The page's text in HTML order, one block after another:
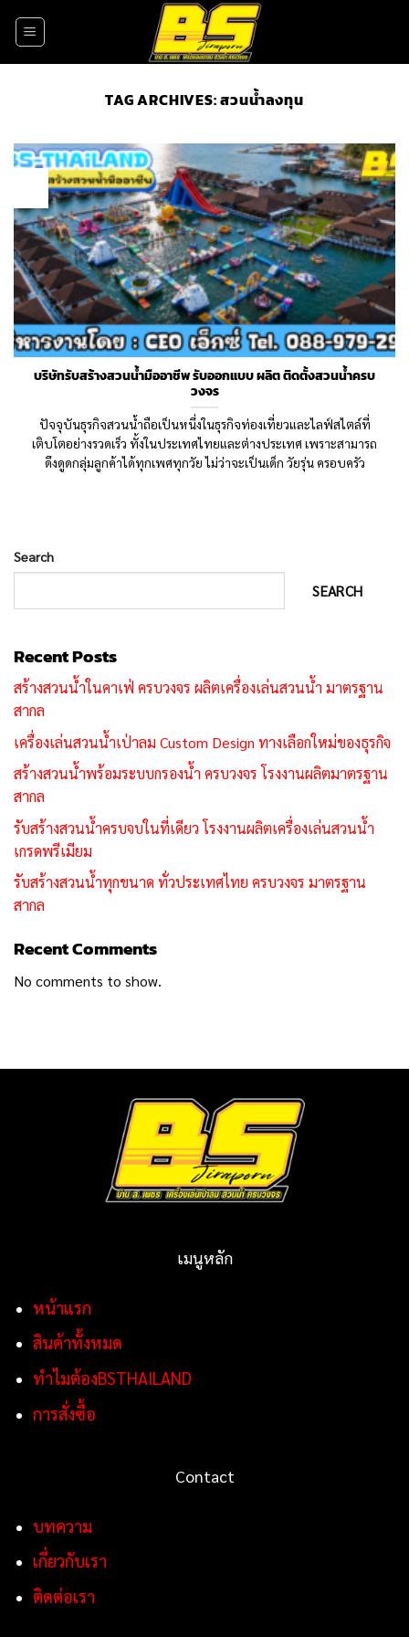
TAG ARCHIVES:สวนน้ำลงทุน
บริษัทรับสร้างสวนน้ำมืออาชีพ รับออกแบบ ผลิต ติดตั้งสวนน้ำครบ
วงจร
ปัจจุบันธุรกิจสวนน้ำถือเป็นหนึ่งในธุรกิจท่องเที่ยวและไลฟ์สไตล์ที่
เติบโตอย่างรวดเร็ว ทั้งในประเทศไทยและต่างประเทศ เพราะสามารถ
ดึงดูดกลุ่มลูกค้าได้ทุกเพศทุกวัย ไม่ว่าจะเป็นเด็ก วัยรุ่น ครอบครัว
Search
SEARCH
Recent Posts
สร้างสวนน้ำในคาเฟ่ ครบวงจร ผลิตเครื่องเล่นสวนน้ำ มาตรฐาน
สากล
เครื่องเล่นสวนน้ำเป่าลม Custom Design ทางเลือกใหม่ของธุรกิจ
สร้างสวนน้ำพร้อมระบบกรองน้ำ ครบวงจร โรงงานผลิตมาตรฐาน
สากล
รับสร้างสวนน้ำครบจบในที่เดียว โรงงานผลิตเครื่องเล่นสวนน้ำ
เกรดพรีเมียม
รับสร้างสวนน้ำทุกขนาด ทั่วประเทศไทย ครบวงจร มาตรฐาน
สากล
Recent Comments
No comments to show.
เมนูหลัก
หน้าแรก
สินค้าทั้งหมด
ทำไมต้องBSTHAILAND
การสั่งซื้อ
Contact
บทความ
เกี่ยวกับเรา
ติดต่อเรา